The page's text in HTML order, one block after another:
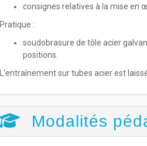
consignes relatives à la mise en
Pratique :
soudobrasure de tôle acier
positions.
L'entraînement sur tubes acier est
Modalités